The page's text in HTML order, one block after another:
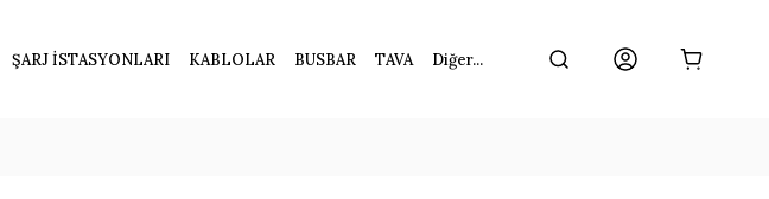
ŞARJ İSTASYONLARI KABLOLAR BUSBAR TAVA Diğer...